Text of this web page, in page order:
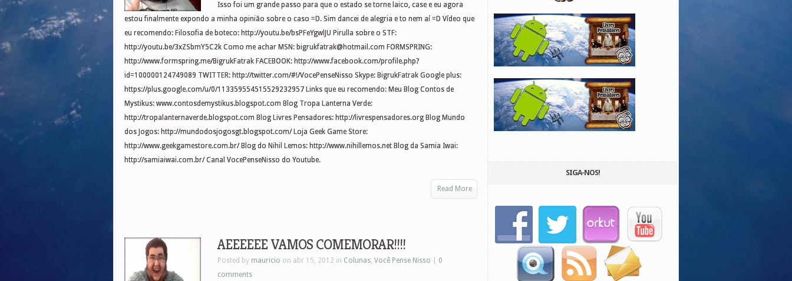
Isso foi um grande passo para que o estado se torne laico, case e eu agora
estou finalmente expondo a minha opinião sobre o caso =D. Sim dancei de alegria e to nem aí =D Vídeo que
eu recomendo: Filosofia de boteco: http://youtu.be/bsPFeYgwlJU Pirulla sobre o STF:
http://youtu.be/3xZSbmY5C2k Como me achar MSN: bigrukfatrak@hotmail.com FORMSPRING:
http://www.formspring.me/BigrukFatrak FACEBOOK: http://www.facebook.com/profile.php?
id=100000124749089 TWITTER: http://twitter.com/#!/VocePenseNisso Skype: BigrukFatrak Google plus:
https://plus.google.com/u/0/113359554515529232957 Links que eu recomendo: Meu Blog Contos de
Mystikus: www.contosdemystikus.blogspot.com Blog Tropa Lanterna Verde:
http://tropalanternaverde.blogspot.com Blog Livres Pensadores: http://livrespensadores.org Blog Mundo
dos Jogos: http://mundodosjogosgt.blogspot.com/ Loja Geek Game Store:
http://www.geekgamestore.com.br/ Blog do Nihil Lemos: http://www.nihillemos.net Blog da Samia Iwai:
http://samiaiwai.com.br/ Canal VocePenseNisso do Youtube.
Read More
AEEEEEE VAMOS COMEMORAR!!!!
Posted by mauricio on abr 15, 2012 in Colunas, Você Pense Nisso
0
comments
SIGA-NOS!